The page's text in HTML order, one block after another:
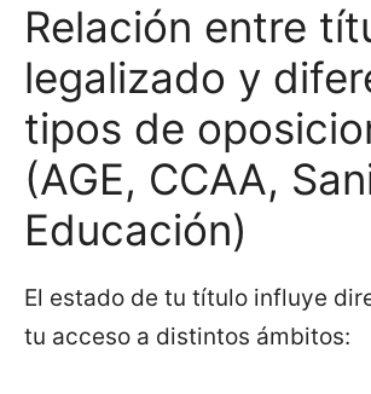
Relación entre
legalizado y
tipos de
(AGE, CCAA,
Educación)
El estado de tu título influye
tu acceso a distintos ámbitos: